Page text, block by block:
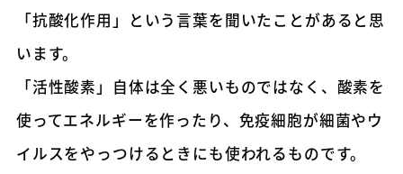
「抗酸化作用」という言葉を聞いたことがあると思
います。
「活性酸素」自体は全く悪いものではなく、酸素を
使ってエネルギーを作ったり、免疫細胞が細菌やウ
イルスをやっつけるときにも使われるものです。